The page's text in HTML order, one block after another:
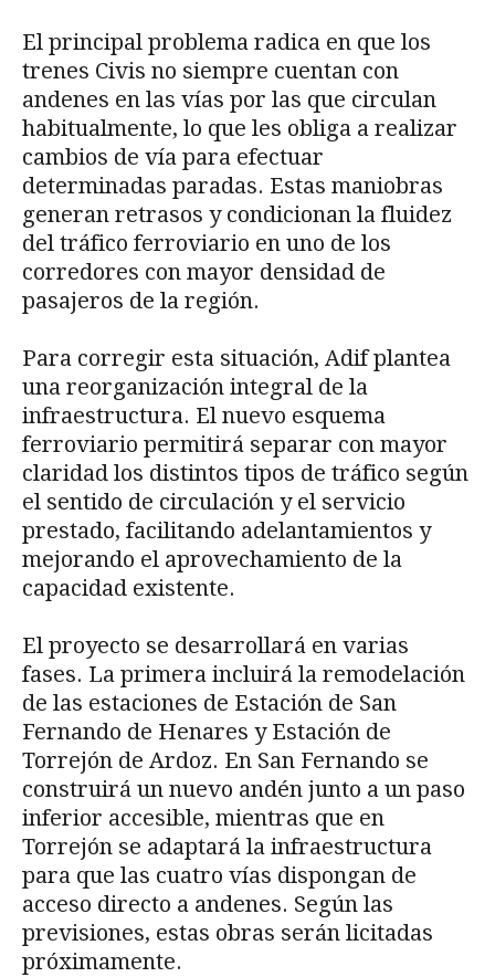
El principal problema radica en que los
trenes Civis no siempre cuentan con
andenes en las vías por las que circulan
habitualmente, lo que les obliga a realizar
cambios de vía para efectuar
determinadas paradas. Estas maniobras
generan retrasos y condicionan la fluidez
del tráfico ferroviario en uno de los
corredores con mayor densidad de
pasajeros de la región.
Para corregir esta situación, Adif plantea
una reorganización integral de la
infraestructura. El nuevo esquema
ferroviario permitirá separar con mayor
claridad los distintos tipos de tráfico según
el sentido de circulación y el servicio
prestado, facilitando adelantamientos y
mejorando el aprovechamiento de la
capacidad existente.
El proyecto se desarrollará en varias
fases. La primera incluirá la remodelación
de las estaciones de Estación de San
Fernando de Henares y Estación de
Torrejón de Ardoz. En San Fernando se
construirá un nuevo andén junto a un paso
inferior accesible, mientras que en
Torrejón se adaptará la infraestructura
para que las cuatro vías dispongan de
acceso directo a andenes. Según las
previsiones, estas obras serán licitadas
próximamente.